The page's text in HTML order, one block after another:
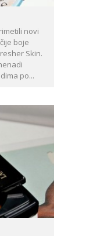
novi
boje
Skin.
po...